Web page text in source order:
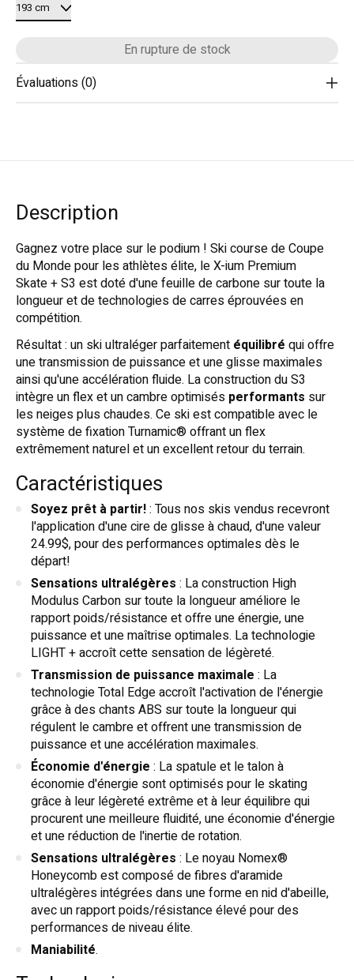
En rupture de stock
Évaluations (0)
Description
Gagnez votre place sur le podium ! Ski course de Coupe
du Monde pour les athlètes élite, le X-ium Premium
Skate + S3 est doté d'une feuille de carbone sur toute la
longueur et de technologies de carres éprouvées en
compétition.
Résultat : un ski ultraléger parfaitement équilibré qui offre
une transmission de puissance et une glisse maximales
ainsi qu'une accélération fluide. La construction du S3
intègre un flex et un cambre optimisés performants sur
les neiges plus chaudes. Ce ski est compatible avec le
système de fixation Turnamic® offrant un flex
extrêmement naturel et un excellent retour du terrain.
Caractéristiques
Soyez prêt à partir!: Tous nos skis vendus recevront
l'application d'une cire de glisse à chaud, d'une valeur
24.99$, pour des performances optimales dès le
départ!
Sensations ultralégères : La construction High
Modulus Carbon sur toute la longueur améliore le
rapport poids/résistance et offre une énergie, une
puissance et une maîtrise optimales. La technologie
LIGHT + accroît cette sensation de légèreté.
Transmission de puissance maximale : La
technologie Total Edge accroît l'activation de l'énergie
grâce à des chants ABS sur toute la longueur qui
régulent le cambre et offrent une transmission de
puissance et une accélération maximales.
Économie d'énergie : La spatule et le talon à
économie d'énergie sont optimisés pour le skating
grâce à leur légèreté extrême et à leur équilibre qui
procurent une meilleure fluidité, une économie d'énergie
et une réduction de l'inertie de rotation.
Sensations ultralégères : Le noyau Nomex®
Honeycomb est composé de fibres d'aramide
ultralégères intégrées dans une forme en nid d'abeille,
avec un rapport poids/résistance élevé pour des
performances de niveau élite.
Maniabilité.